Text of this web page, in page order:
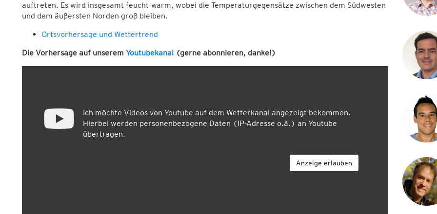
auftreten. Es wird insgesamt feucht-warm, wobei die Temperaturgegensätze zwischen dem Südwesten
und dem äußersten Norden groß bleiben.
Ortsvorhersage und Wettertrend
Die Vorhersage auf unserem Youtubekanal (gerne abonnieren, danke!)
Ich möchte Videos von Youtube auf dem Wetterkanal angezeigt bekommen.
Hierbei werden personenbezogene Daten (IP-Adresse o.ä.) an Youtube
übertragen.
Anzeige erlauben